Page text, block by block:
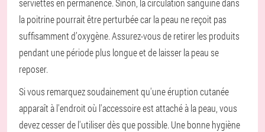
serviettes en permanence. Sinon, la circulation sanguine dans
la poitrine pourrait être perturbée car la peau ne reçoit pas
suffisamment d’oxygène. Assurez-vous de retirer les produits
pendant une période plus longue et de laisser la peau se
reposer.
Si vous remarquez soudainement qu'une éruption cutanée
apparaît à l'endroit où l'accessoire est attaché à la peau, vous
devez cesser de l'utiliser dès que possible. Une bonne hygiène